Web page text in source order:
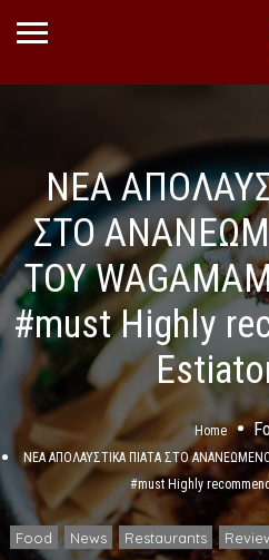
ΝΕΑ
ΣΤΟ
ΤΟΥ
#must Highly
Home
ΝΕΑ ΑΠΟΛΑΥΣΤΙΚΑ ΠΙΑΤΑ ΣΤΟ
#must Highly
Food , News , Restaurants ,